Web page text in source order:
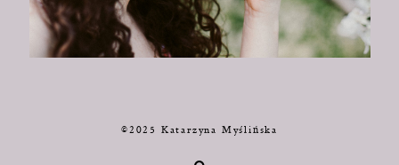
©2025 Katarzyna Myślińska